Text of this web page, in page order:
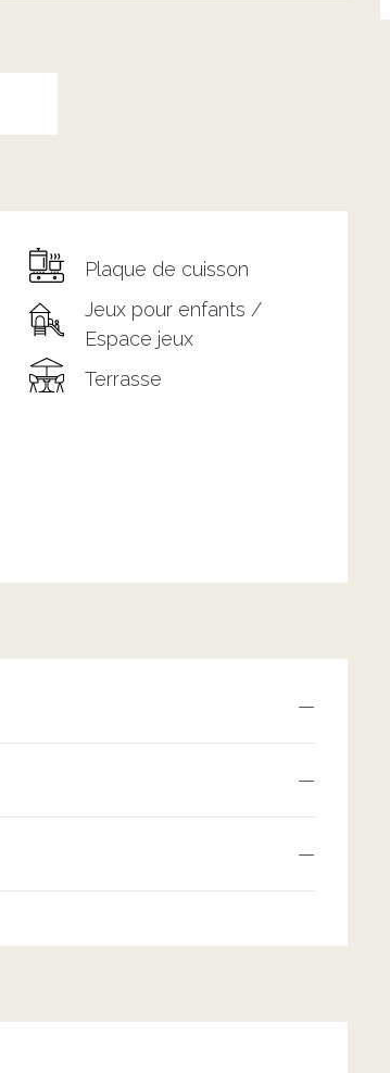
Plaque de cuisson
Jeux pour enfants /
Espace jeux
Terrasse
—
—
—